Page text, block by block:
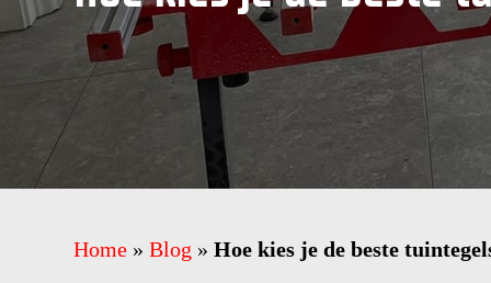
Home » Blog » Hoe kies je de beste